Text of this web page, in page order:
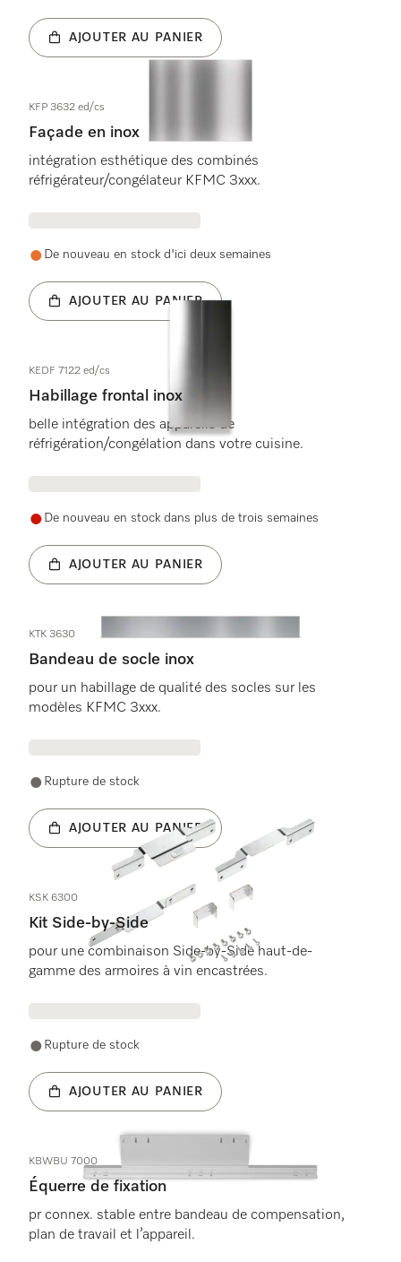
AJOUTER AU PANIER
KFP 3632 ed/cs
Façade en inox
intégration esthétique des combinés
réfrigérateur/congélateur KFMC 3xxx.
De nouveau en stock d'ici deux semaines
AJOUTER AU PANIER
KEDF 7122 ed/cs
Habillage frontal inox
belle intégration des appareils de
réfrigération/congélation dans votre cuisine.
De nouveau en stock dans plus de trois semaines
AJOUTER AU PANIER
KTK 3630
Bandeau de socle inox
pour un habillage de qualité des socles sur les
modèles KFMC 3xxx.
Rupture de stock
AJOUTER AU PANIER
KSK 6300
Kit Side-by-Side
pour une combinaison Side-by-Side haut-de-
gamme des armoires à vin encastrées.
Rupture de stock
AJOUTER AU PANIER
KBWBU 7000
Équerre de fixation
pr connex. stable entre bandeau de compensation,
plan de travail et l’appareil.